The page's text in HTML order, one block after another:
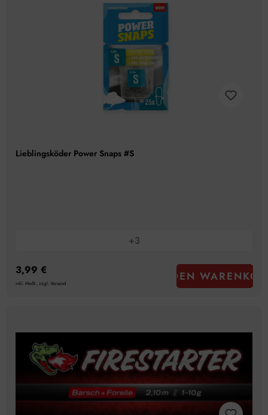
Lieblingsköder Power Snaps #S
+3
3,99 €
inkl. MwSt., zzgl. Versand IN DEN